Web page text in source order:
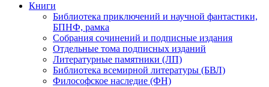
Книги
Библиотека приключений и научной фантастики,
БПНФ, рамка
Собрания сочинений и подписные издания
Отдельные тома подписных изданий
Литературные памятники (ЛП)
Библиотека всемирной литературы (БВЛ)
Философское наследие (ФН)